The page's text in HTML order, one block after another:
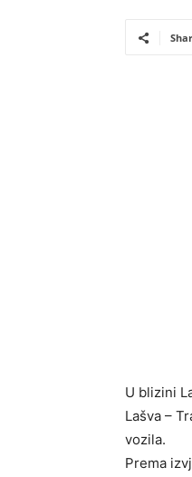
U blizini
Lašva –
vozila.
Prema